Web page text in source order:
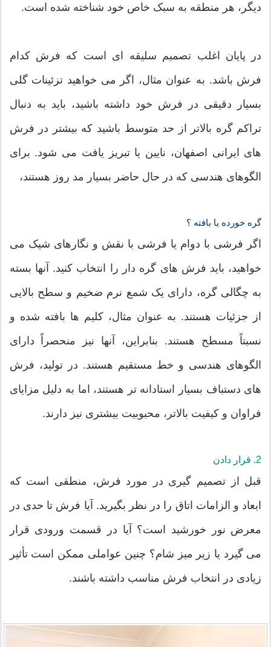
دیگر، هر منطقه به سبک خاص خود شناخته شده است.
در پایان اغلب تصمیم سلیقه ای است که فرش کدام
فرش باشد. به عنوان مثال، اگر می خواهید تزئینات گلی
بسیار دقیقی در فرش خود داشته باشید، باید به دنبال
تراکم گره بالاتر از حد متوسط ​​باشید که بیشتر در فرش
های ایرانی اصفهان، نایین یا تبریز یافت می شود. برای
الگوهای هندسی که در حال حاضر بسیار مد روز هستند،
گره خورده یا بافته ؟
اگر فرشی با دوام یا فرشی با نقش و نگارهای شیک می
خواهید، باید فرش های گره دار را انتخاب کنید. آنها بسته
به چگالی گره، دارای یک شمع نرم ضخیم و سطح بالایی
از جزئیات هستند. به عنوان مثال، کلیم ها بافته شده و
نسبتاً مسطح هستند. بنابراین، آنها نیز منحصراً دارای
الگوهای هندسی و خط مستقیم هستند. در تولید، فرش
های دستباف بسیار استادانه تر هستند، اما به دلیل مزایای
فراوان و کیفیت بالاتر، محبوبیت بیشتری نیز دارند.
2. قرار دادن
قبل از تصمیم گیری در مورد فرش، منطقی است که
ابعاد و الزامات اتاق را در نظر بگیرید. آیا فرش تا حدی در
معرض نور خورشید است؟ آیا در قسمت ورودی قرار
می گیرد یا زیر میز شام؟ چنین عواملی ممکن است تأثیر
زیادی در انتخاب فرش مناسب داشته باشند.